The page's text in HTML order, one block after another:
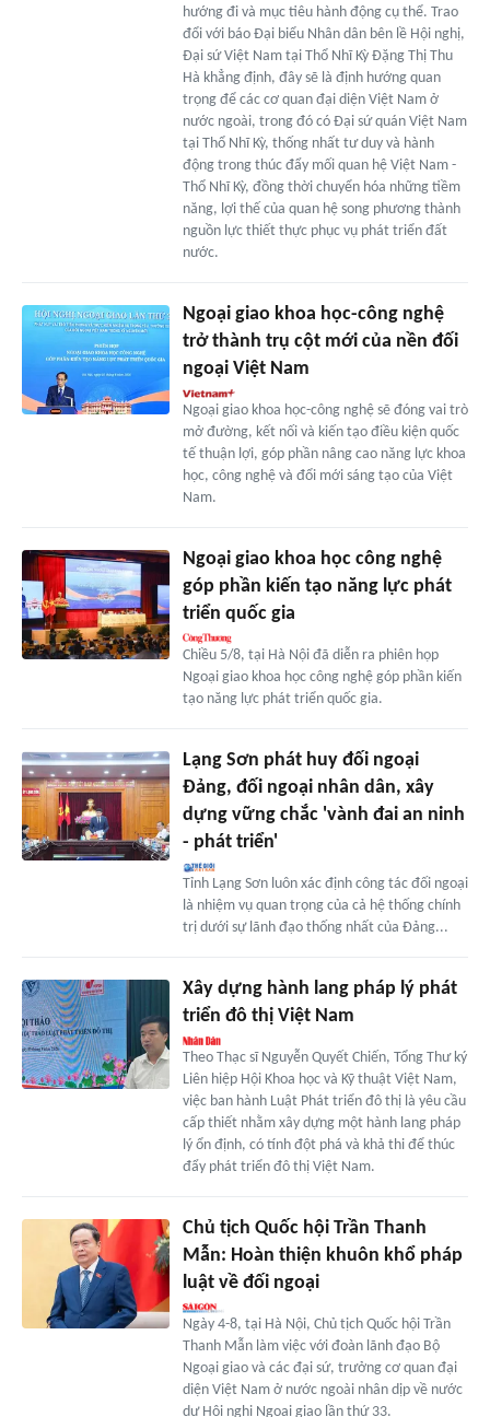
hướng đi và mục tiêu hành động cụ thể. Trao
đổi với báo Đại biểu Nhân dân bên lề Hội nghị,
Đại sứ Việt Nam tại Thổ Nhĩ Kỳ Đặng Thị Thu
Hà khẳng định, đây sẽ là định hướng quan
trọng để các cơ quan đại diện Việt Nam ở
nước ngoài, trong đó có Đại sứ quán Việt Nam
tại Thổ Nhĩ Kỳ, thống nhất tư duy và hành
động trong thúc đẩy mối quan hệ Việt Nam -
Thổ Nhĩ Kỳ, đồng thời chuyển hóa những tiềm
năng, lợi thế của quan hệ song phương thành
nguồn lực thiết thực phục vụ phát triển đất
nước.
Ngoại giao khoa học-công nghệ
trở thành trụ cột mới của nền đối
ngoại Việt Nam
Ngoại giao khoa học-công nghệ sẽ đóng vai trò
mở đường, kết nối và kiến tạo điều kiện quốc
tế thuận lợi, góp phần nâng cao năng lực khoa
học, công nghệ và đổi mới sáng tạo của Việt
Nam.
Ngoại giao khoa học công nghệ
góp phần kiến tạo năng lực phát
triển quốc gia
Chiều 5/8, tại Hà Nội đã diễn ra phiên họp
Ngoại giao khoa học công nghệ góp phần kiến
tạo năng lực phát triển quốc gia.
Lạng Sơn phát huy đối ngoại
Đảng, đối ngoại nhân dân, xây
dựng vững chắc 'vành đai an ninh
- phát triển'
Tỉnh Lạng Sơn luôn xác định công tác đối ngoại
là nhiệm vụ quan trọng của cả hệ thống chính
trị dưới sự lãnh đạo thống nhất của Đảng...
Xây dựng hành lang pháp lý phát
triển đô thị Việt Nam
Theo Thạc sĩ Nguyễn Quyết Chiến, Tổng Thư ký
Liên hiệp Hội Khoa học và Kỹ thuật Việt Nam,
việc ban hành Luật Phát triển đô thị là yêu cầu
cấp thiết nhằm xây dựng một hành lang pháp
lý ổn định, có tính đột phá và khả thi để thúc
đẩy phát triển đô thị Việt Nam.
Chủ tịch Quốc hội Trần Thanh
Mẫn: Hoàn thiện khuôn khổ pháp
luật về đối ngoại
Ngày 4-8, tại Hà Nội, Chủ tịch Quốc hội Trần
Thanh Mẫn làm việc với đoàn lãnh đạo Bộ
Ngoại giao và các đại sứ, trưởng cơ quan đại
diện Việt Nam ở nước ngoài nhân dịp về nước
dự Hội nghị Ngoại giao lần thứ 33.